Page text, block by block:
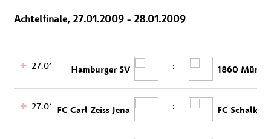
Achtelfinale, 27.01.2009 - 28.01.2009
27.01. Hamburger SV : 1860
27.01. FC Carl Zeiss Jena : FC Schalke